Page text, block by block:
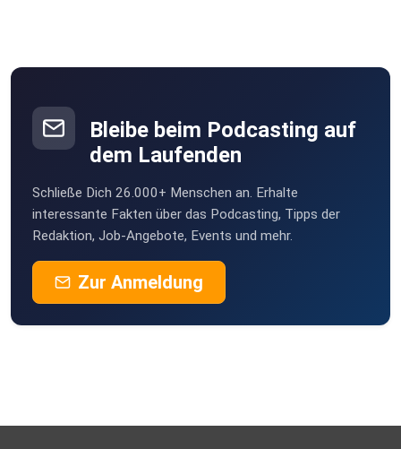
Bleibe beim Podcasting auf
dem Laufenden
Schließe Dich 26.000+ Menschen an. Erhalte
interessante Fakten über das Podcasting, Tipps der
Redaktion, Job-Angebote, Events und mehr.
Zur Anmeldung